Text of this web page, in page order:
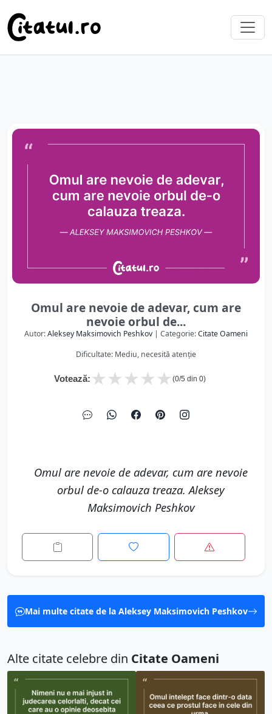
Omul are nevoie de adevar, cum are
nevoie orbul de...
Autor:Aleksey Maksimovich Peshkov | Categorie:Citate Oameni
Dificultate: Mediu, necesită atenție
Votează: ★
★
★
★
★ (0/5 din 0)
Omul are nevoie de adevar, cum are nevoie
orbul de-o calauza treaza. Aleksey
Maksimovich Peshkov
Mai multe citate de la Aleksey Maksimovich Peshkov
Alte citate celebre din Citate Oameni